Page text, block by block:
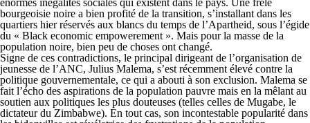
énormes inégalités sociales qui existent dans le pays. Une frêle
bourgeoisie noire a bien profité de la transition, s’installant dans les
quartiers hier réservés aux blancs du temps de l’Apartheid, sous l’égide
du « Black economic empowerement ». Mais pour la masse de la
population noire, bien peu de choses ont changé.
Signe de ces contradictions, le principal dirigeant de l’organisation de
jeunesse de l’ANC, Julius Malema, s’est récemment élevé contre la
politique gouvernementale, ce qui a abouti à son exclusion. Malema se
fait l’écho des aspirations de la population pauvre mais en la mêlant au
soutien aux politiques les plus douteuses (telles celles de Mugabe, le
dictateur du Zimbabwe). En tout cas, son incontestable popularité dans